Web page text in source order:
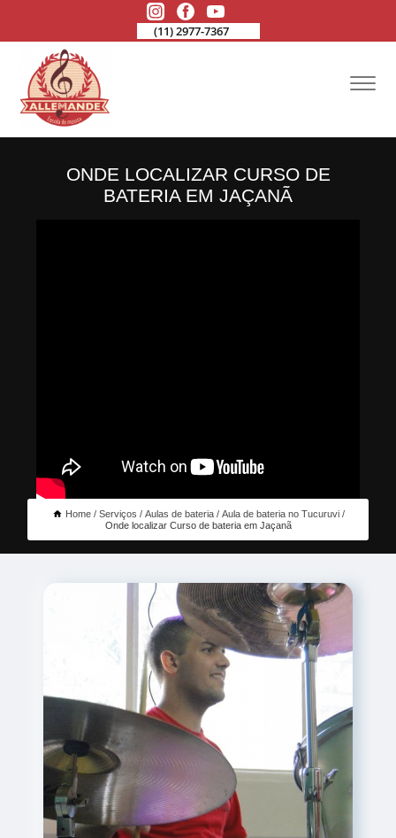
(11) 2977-7367
ONDE LOCALIZAR CURSO DE
BATERIA EM JAÇANÃ
Home Serviços Aulas de bateria
Aula de bateria no Tucuruvi
Onde localizar Curso de bateria em Jaçanã